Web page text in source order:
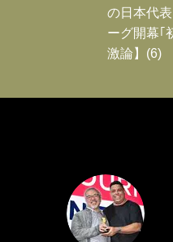
の日本代
ーグ開幕｢
激論】(6)